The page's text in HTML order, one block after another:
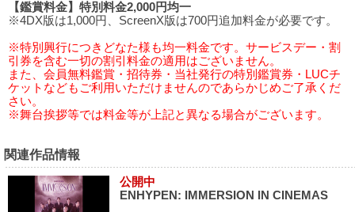
【鑑賞料金】特別料金2,000円均一
※4DX版は1,000円、ScreenX版は700円追加料金が必要です。
※特別興行につきどなた様も均一料金です。サービスデー・割
引券を含む一切の割引料金の適用はございません。
また、会員無料鑑賞・招待券・当社発行の特別鑑賞券・LUCチ
ケットなどもご利用いただけませんのであらかじめご了承くだ
さい。
※舞台挨拶等では料金等が上記と異なる場合がございます。
関連作品情報
公開中
ENHYPEN: IMMERSION IN CINEMAS